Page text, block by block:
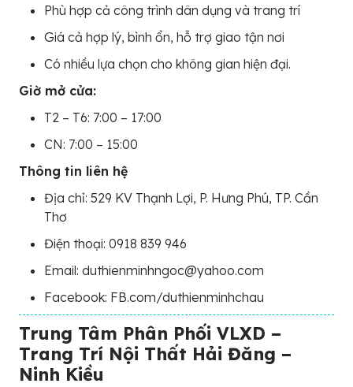
Phù hợp cả công trình dân dụng và trang trí
Giá cả hợp lý, bình ổn, hỗ trợ giao tận nơi
Có nhiều lựa chọn cho không gian hiện đại.
Giờ mở cửa:
T2 – T6: 7:00 – 17:00
CN: 7:00 – 15:00
Thông tin liên hệ
Địa chỉ: 529 KV Thạnh Lợi, P. Hưng Phú, TP. Cần
Thơ
Điện thoại: 0918 839 946
Email: duthienminhngoc@yahoo.com
Facebook: FB.com/duthienminhchau
Trung Tâm Phân Phối VLXD –
Trang Trí Nội Thất Hải Đăng –
Ninh Kiều